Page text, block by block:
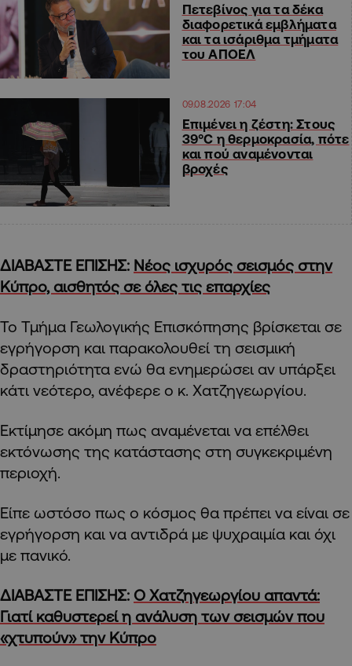
Πετεβίνος για τα δέκα
διαφορετικά εμβλήματα
και τα ισάριθμα τμήματα
του ΑΠΟΕΛ
09.08.2026 17:04
Επιμένει η ζέστη: Στους
39°C η θερμοκρασία, πότε
και πού αναμένονται
βροχές
ΔΙΑΒΑΣΤΕ ΕΠΙΣΗΣ: Νέος ισχυρός σεισμός στην
Κύπρο, αισθητός σε όλες τις επαρχίες
Το Τμήμα Γεωλογικής Επισκόπησης βρίσκεται σε
εγρήγορση και παρακολουθεί τη σεισμική
δραστηριότητα ενώ θα ενημερώσει αν υπάρξει
κάτι νεότερο, ανέφερε ο κ. Χατζηγεωργίου.
Εκτίμησε ακόμη πως αναμένεται να επέλθει
εκτόνωσης της κατάστασης στη συγκεκριμένη
περιοχή.
Είπε ωστόσο πως ο κόσμος θα πρέπει να είναι σε
εγρήγορση και να αντιδρά με ψυχραιμία και όχι
με πανικό.
ΔΙΑΒΑΣΤΕ ΕΠΙΣΗΣ: Ο Χατζηγεωργίου απαντά:
Γιατί καθυστερεί η ανάλυση των σεισμών που
«χτυπούν» την Κύπρο